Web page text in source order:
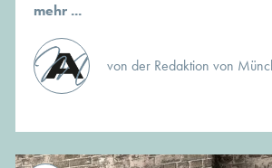
mehr ...
von der Redaktion von